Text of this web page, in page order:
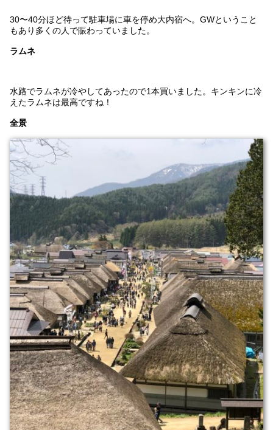
30〜40分ほど待って駐車場に車を停め大内宿へ。GWということ
もあり多くの人で賑わっていました。
ラムネ
水路でラムネが冷やしてあったので1本買いました。キンキンに冷
えたラムネは最高ですね！
全景